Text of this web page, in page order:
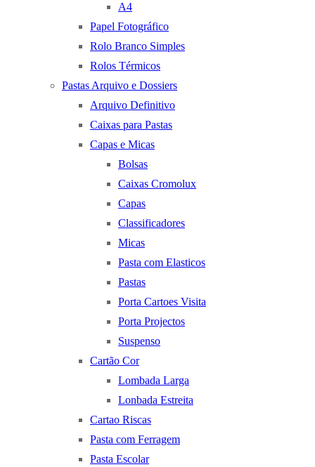
A4
Papel Fotográfico
Rolo Branco Simples
Rolos Térmicos
Pastas Arquivo e Dossiers
Arquivo Definitivo
Caixas para Pastas
Capas e Micas
Bolsas
Caixas Cromolux
Capas
Classificadores
Micas
Pasta com Elasticos
Pastas
Porta Cartoes Visita
Porta Projectos
Suspenso
Cartão Cor
Lombada Larga
Lonbada Estreita
Cartao Riscas
Pasta com Ferragem
Pasta Escolar